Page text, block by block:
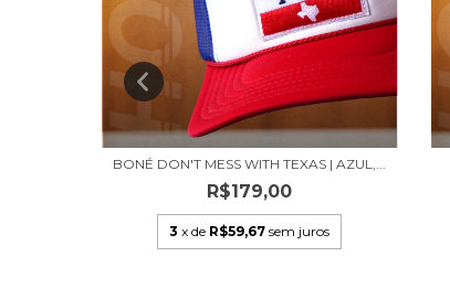
BONÉ DON'T MESS WITH TEXAS | AZUL,...
R$179,00
3 x de R$59,67 sem juros